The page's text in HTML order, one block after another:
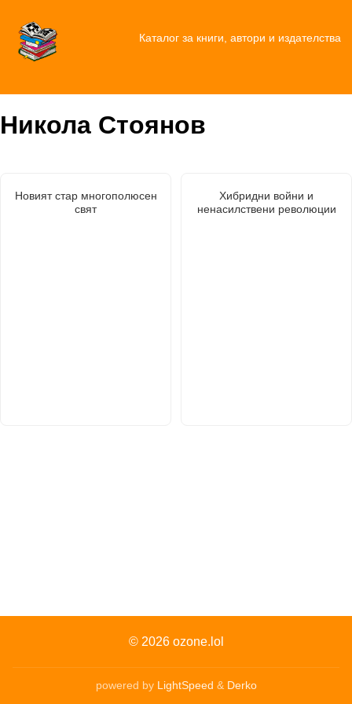
Каталог за книги, автори и издателства
Никола Стоянов
Новият стар многополюсен
свят
Хибридни войни и
ненасилствени революции
© 2026 ozone.lol
powered by LightSpeed & Derko